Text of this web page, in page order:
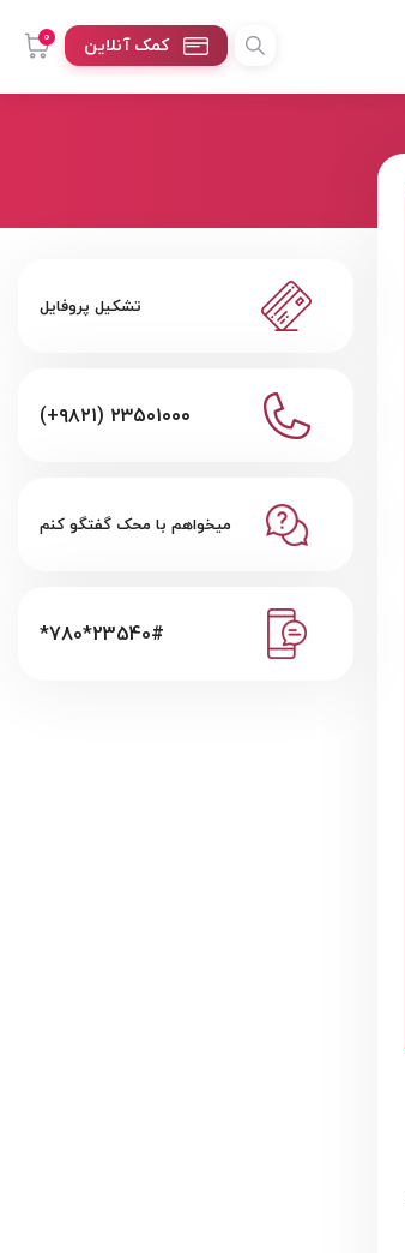
0 کمک آنلاین
تشکیل پروفایل
(+۹۸۲۱) ۲۳۵۰۱۰۰۰
میخواهم با محک گفتگو کنم
*780*23540#